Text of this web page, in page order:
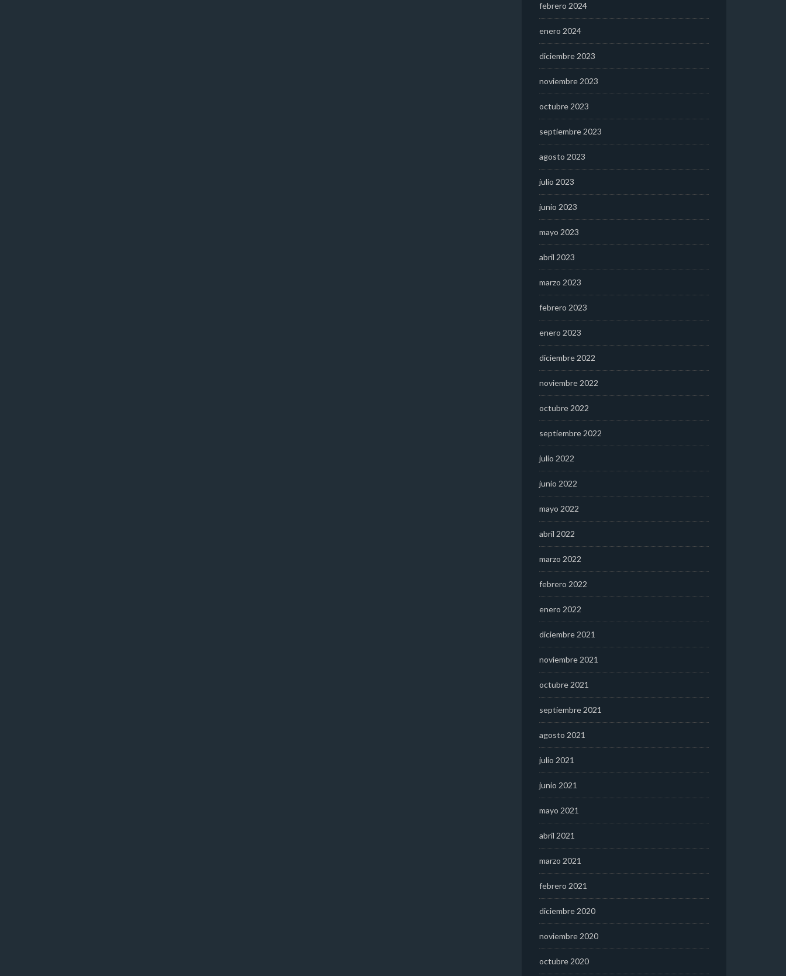
febrero 2024
enero 2024
diciembre 2023
noviembre 2023
octubre 2023
septiembre 2023
agosto 2023
julio 2023
junio 2023
mayo 2023
abril 2023
marzo 2023
febrero 2023
enero 2023
diciembre 2022
noviembre 2022
octubre 2022
septiembre 2022
julio 2022
junio 2022
mayo 2022
abril 2022
marzo 2022
febrero 2022
enero 2022
diciembre 2021
noviembre 2021
octubre 2021
septiembre 2021
agosto 2021
julio 2021
junio 2021
mayo 2021
abril 2021
marzo 2021
febrero 2021
diciembre 2020
noviembre 2020
octubre 2020